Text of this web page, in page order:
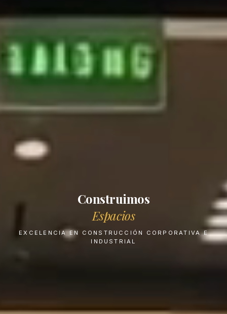
Construimos
Espacios
EXCELENCIA EN CONSTRUCCIÓN CORPORATIVA E
INDUSTRIAL